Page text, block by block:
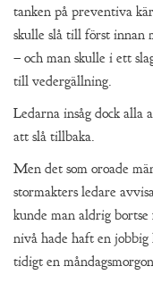
tanken på preventiva
skulle slå till först innan
– och man skulle i ett
till vedergällning.
Ledarna insåg dock alla
att slå tillbaka.
Men det som oroade
stormakters ledare
kunde man aldrig
nivå hade haft en jobbig
tidigt en